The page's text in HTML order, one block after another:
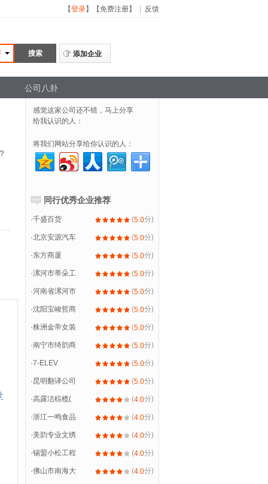
【登录】 【免费注册】 反馈
添加企业
公司八卦
感觉这家公司还不错，马上分享
给我认识的人：
将我们网站分享给你认识的人：
同行优秀企业推荐
(5.0分)
·千盛百货
(5.0分)
·北京安源汽车
(5.0分)
·东方商厦
(5.0分)
·漯河市蒂朵工
(5.0分)
·河南省漯河市
(5.0分)
·沈阳宝峻哲商
(5.0分)
·株洲金帝女装
(5.0分)
·南宁市绮韵商
(5.0分)
·7-ELEV
(5.0分)
·昆明翻译公司
(4.0分)
·高露洁棕榄(
(4.0分)
·浙江一鸣食品
(4.0分)
·美韵专业文绣
(4.0分)
·锡盟小松工程
(4.0分)
·佛山市南海大